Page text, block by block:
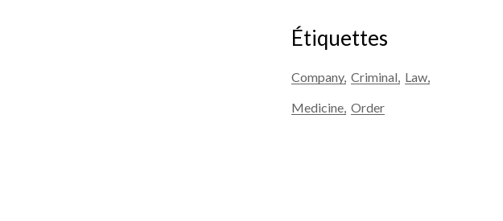
Étiquettes
Company Criminal Law
Medicine Order